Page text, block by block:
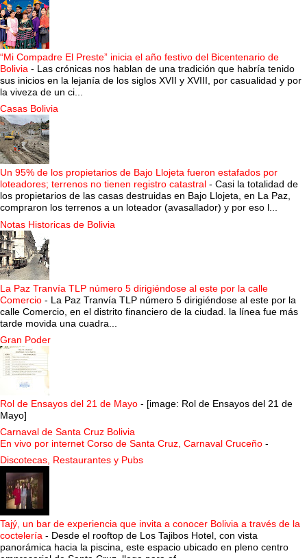
“Mi Compadre El Preste” inicia el año festivo del Bicentenario de
Bolivia - Las crónicas nos hablan de una tradición que habría tenido
sus inicios en la lejanía de los siglos XVII y XVIII, por casualidad y por
la viveza de un ci...
Casas Bolivia
Un 95% de los propietarios de Bajo Llojeta fueron estafados por
loteadores; terrenos no tienen registro catastral - Casi la totalidad de
los propietarios de las casas destruidas en Bajo Llojeta, en La Paz,
compraron los terrenos a un loteador (avasallador) y por eso l...
Notas Historicas de Bolivia
La Paz Tranvía TLP número 5 dirigiéndose al este por la calle
Comercio - La Paz Tranvía TLP número 5 dirigiéndose al este por la
calle Comercio, en el distrito financiero de la ciudad. la línea fue más
tarde movida una cuadra...
Gran Poder
Rol de Ensayos del 21 de Mayo - [image: Rol de Ensayos del 21 de
Mayo]
Carnaval de Santa Cruz Bolivia
En vivo por internet Corso de Santa Cruz, Carnaval Cruceño -
Discotecas, Restaurantes y Pubs
Tajý, un bar de experiencia que invita a conocer Bolivia a través de la
coctelería - Desde el rooftop de Los Tajibos Hotel, con vista
panorámica hacia la piscina, este espacio ubicado en pleno centro